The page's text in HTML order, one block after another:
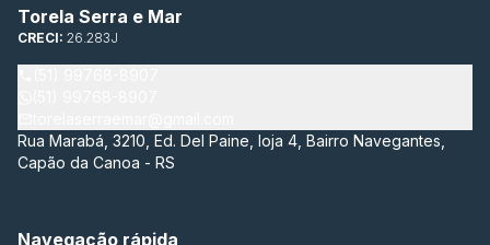
Torela Serra e Mar
CRECI: 26.283J
Rua Marabá, 3210, Ed. Del Paine, loja 4, Bairro Navegantes,
Capão da Canoa - RS
Navegação rápida